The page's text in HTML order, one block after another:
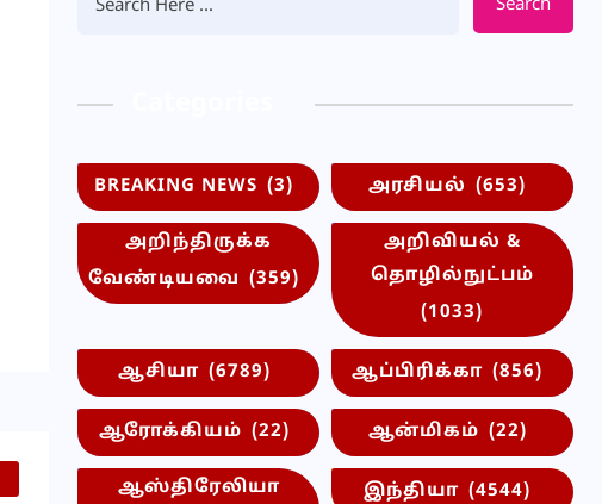
Search
BREAKING NEWS (3) அரசியல் (653)
அறிந்திருக்க
வேண்டியவை (359)
அறிவியல் &
தொழில்நுட்பம்
(1033)
ஆசியா (6789) ஆப்பிரிக்கா (856)
ஆரோக்கியம் (22) ஆன்மிகம் (22)
ஆஸ்திரேலியா
இந்தியா (4544)